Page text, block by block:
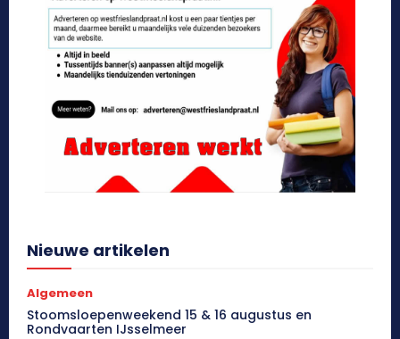
Nieuwe artikelen
Algemeen
Stoomsloepenweekend 15 & 16 augustus en
Rondvaarten IJsselmeer